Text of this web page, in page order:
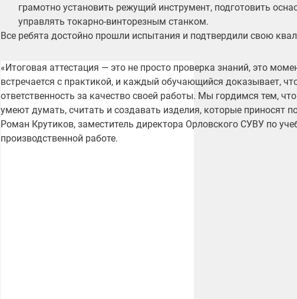
грамотно установить режущий инструмент, подготовить
управлять токарно-винторезным станком.
Все ребята достойно прошли испытания и подтвердили свою
«Итоговая аттестация — это не просто проверка знаний, это
встречается с практикой, и каждый обучающийся доказывает,
ответственность за качество своей работы. Мы гордимся тем,
умеют думать, считать и создавать изделия, которые приносят
Роман Крутиков, заместитель директора Орловского СУВУ по
производственной работе.